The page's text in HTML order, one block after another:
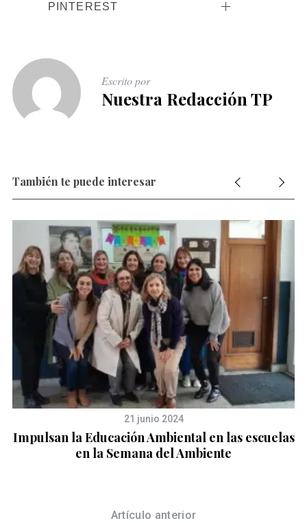
PINTEREST
Escrito por
Nuestra Redacción TP
También te puede interesar
21 junio 2024
Impulsan la Educación Ambiental en las escuelas
en la Semana del Ambiente
Artículo anterior